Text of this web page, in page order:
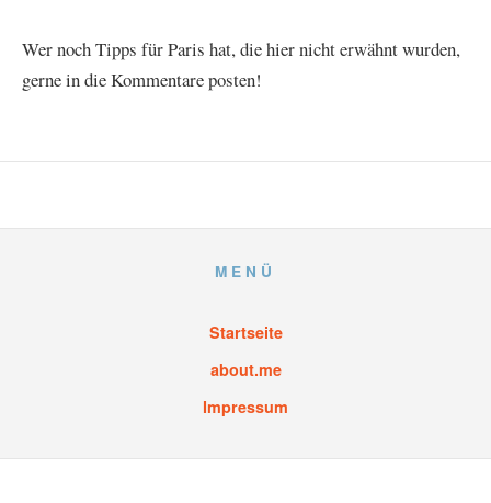
Wer noch Tipps für Paris hat, die hier nicht erwähnt wurden,
gerne in die Kommentare posten!
MENÜ
Startseite
about.me
Impressum